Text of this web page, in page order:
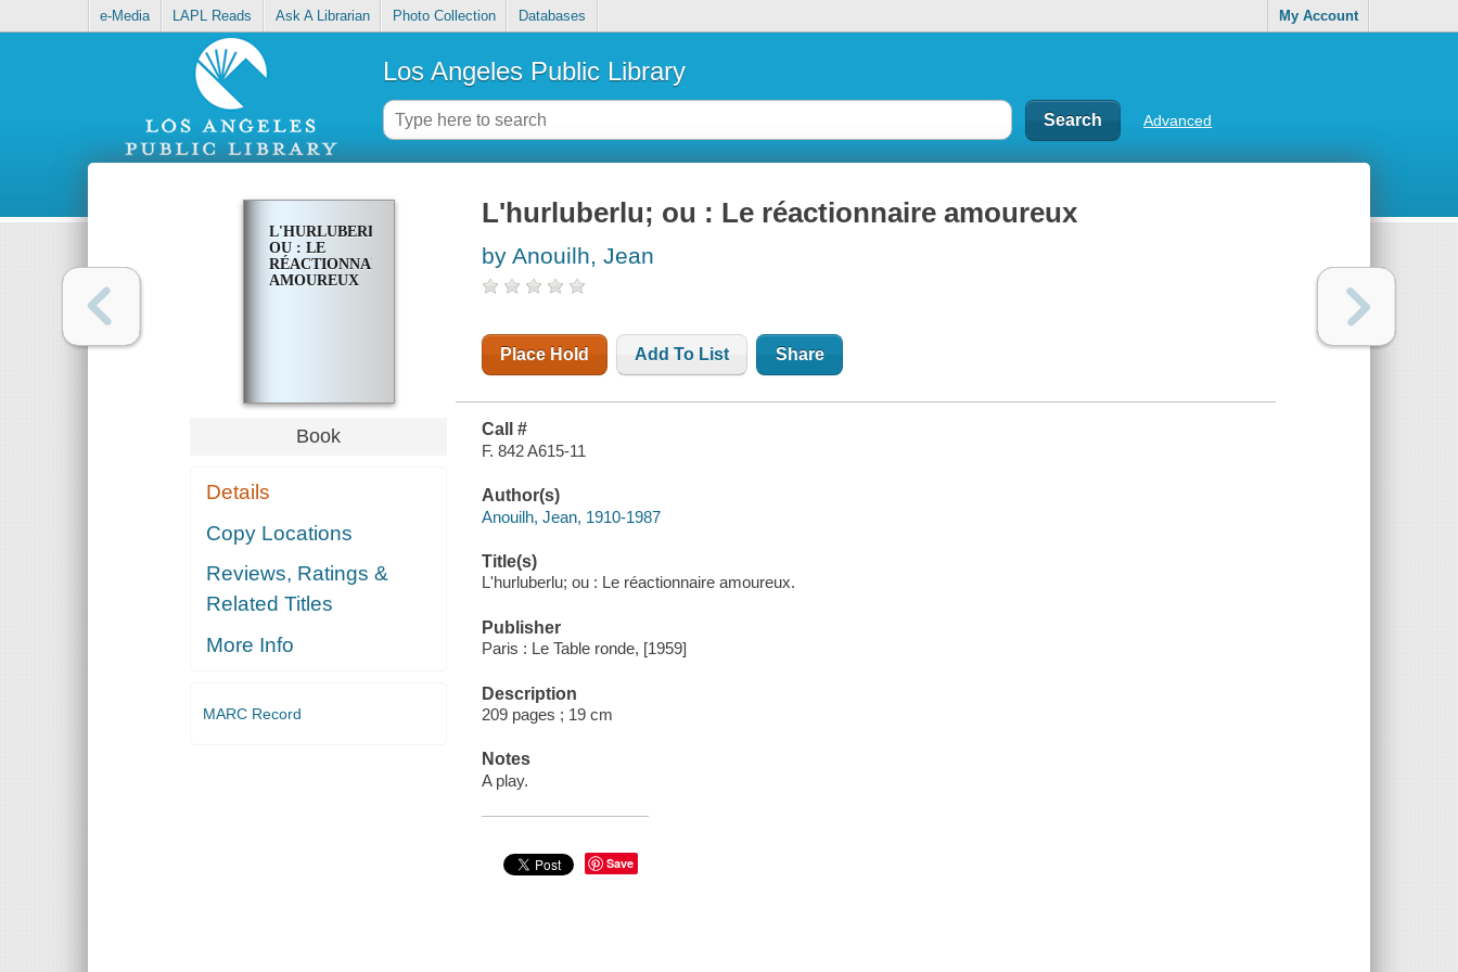
e-Media LAPL Reads Ask A Librarian Photo Collection Databases My Account
Los Angeles Public Library
Advanced
L'HURLUBERLU;
OU : LE
RÉACTIONNAIRE
AMOUREUX
Book
Details
Copy Locations
Reviews, Ratings &
Related Titles
More Info
MARC Record
L'hurluberlu; ou : Le réactionnaire amoureux
by Anouilh, Jean
Place Hold Add To List Share
Call #
F. 842 A615-11
Author(s)
Anouilh, Jean, 1910-1987
Title(s)
L'hurluberlu; ou : Le réactionnaire amoureux.
Publisher
Paris : Le Table ronde, [1959]
Description
209 pages ; 19 cm
Notes
A play.
Save